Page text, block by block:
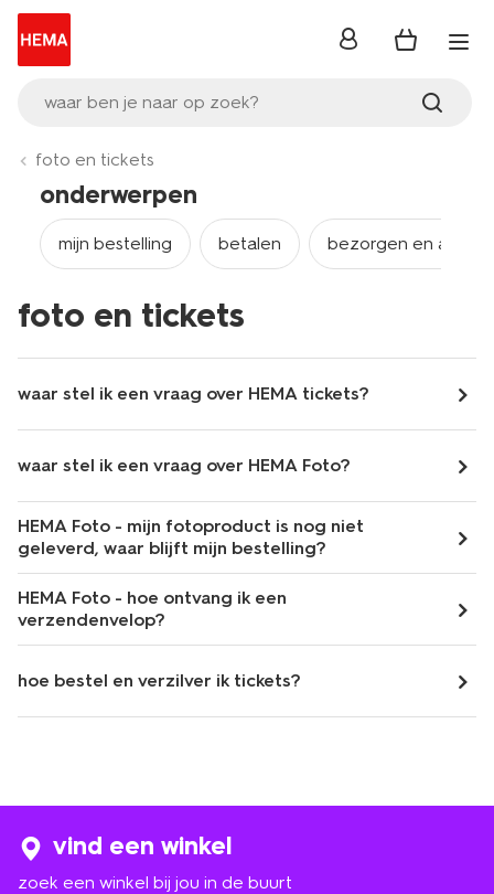
waar ben je naar op zoek?
inloggen
foto en tickets
onderwerpen
mijn bestelling betalen bezorgen en
foto en tickets
waar stel ik een vraag over HEMA tickets?
waar stel ik een vraag over HEMA Foto?
HEMA Foto - mijn fotoproduct is nog niet
geleverd, waar blijft mijn bestelling?
HEMA Foto - hoe ontvang ik een
verzendenvelop?
hoe bestel en verzilver ik tickets?
vind een winkel
zoek een winkel bij jou in de buurt